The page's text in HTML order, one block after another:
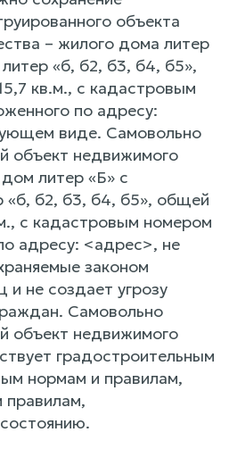
объекта
– жилого дома литер
«б, б2, б3, б4, б5»,
кв.м., с кадастровым
по адресу:
виде. Самовольно
объект недвижимого
литер «Б» с
«б, б2, б3, б4, б5», общей
с кадастровым номером
адресу: <адрес>, не
законом
и не создает угрозу
Самовольно
объект недвижимого
градостроительным
нормам и правилам,